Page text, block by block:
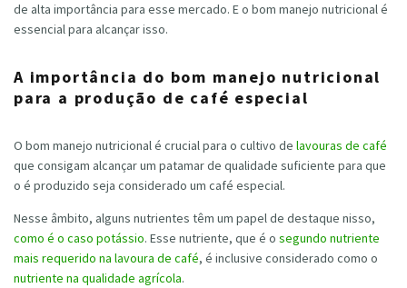
de alta importância para esse mercado. E o bom manejo nutricional é
essencial para alcançar isso.
A importância do bom manejo nutricional
para a produção de café especial
O bom manejo nutricional é crucial para o cultivo de lavouras de café
que consigam alcançar um patamar de qualidade suficiente para que
o é produzido seja considerado um café especial.
Nesse âmbito, alguns nutrientes têm um papel de destaque nisso,
como é o caso potássio. Esse nutriente, que é o segundo nutriente
mais requerido na lavoura de café, é inclusive considerado como o
nutriente na qualidade agrícola.